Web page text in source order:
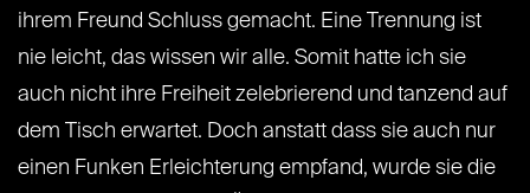
ihrem Freund Schluss gemacht. Eine Trennung ist
nie leicht, das wissen wir alle. Somit hatte ich sie
auch nicht ihre Freiheit zelebrierend und tanzend auf
dem Tisch erwartet. Doch anstatt dass sie auch nur
einen Funken Erleichterung empfand, wurde sie die